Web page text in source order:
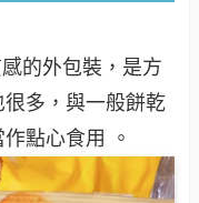
的外包裝，是方
多，與一般餅乾
點心食用 。